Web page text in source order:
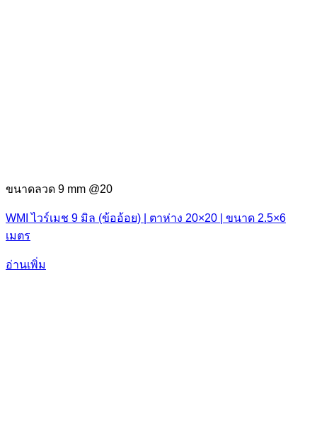
ขนาดลวด 9 mm @20
WMI ไวร์เมช 9 มิล (ข้ออ้อย) | ตาห่าง 20×20 | ขนาด 2.5×6
เมตร
อ่านเพิ่ม